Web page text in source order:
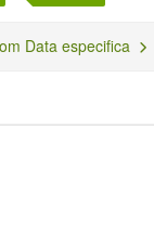
Data especifica